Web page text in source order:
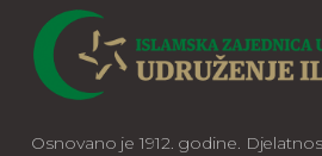
Osnovano je 1912. godine.